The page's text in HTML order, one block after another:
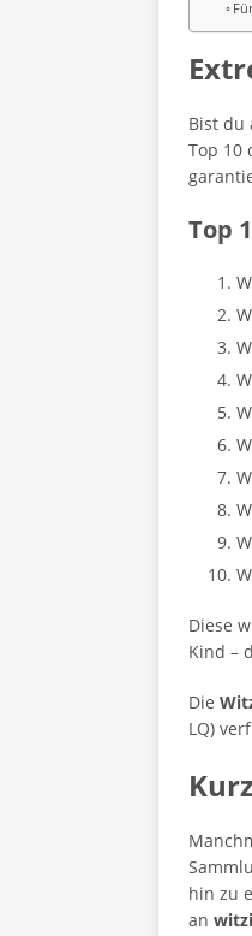
Bist du
Top 10
Top
Diese
Kind –
Die
LQ)
hin zu
an